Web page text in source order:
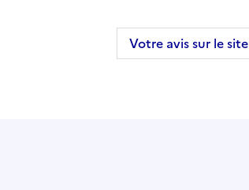
Votre avis sur le site